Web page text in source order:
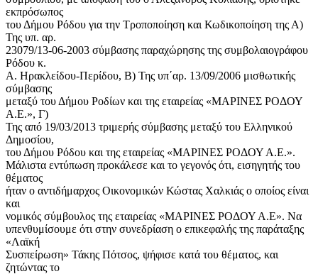
εκπρόσωπος
του Δήμου Ρόδου για την Τροποποίηση και Κωδικοποίηση της Α)
Της υπ. αρ.
23079/13-06-2003 σύμβασης παραχώρησης της συμβολαιογράφου
Ρόδου κ.
Α. Ηρακλείδου-Περίδου, Β) Της υπ΄αρ. 13/09/2006 μισθωτικής
σύμβασης
μεταξύ του Δήμου Ροδίων και της εταιρείας «ΜΑΡΙΝΕΣ ΡΟΔΟΥ
Α.Ε.», Γ)
Της από 19/03/2013 τριμερής σύμβασης μεταξύ του Ελληνικού
Δημοσίου,
του Δήμου Ρόδου και της εταιρείας «ΜΑΡΙΝΕΣ ΡΟΔΟΥ Α.Ε.».
Μάλιστα εντύπωση προκάλεσε και το γεγονός ότι, εισηγητής του
θέματος
ήταν ο αντιδήμαρχος Οικονομικών Κώστας Χαλκιάς ο οποίος είναι
και
νομικός σύμβουλος της εταιρείας «ΜΑΡΙΝΕΣ ΡΟΔΟΥ Α.Ε». Να
υπενθυμίσουμε ότι στην συνεδρίαση ο επικεφαλής της παράταξης
«Λαϊκή
Συσπείρωση» Τάκης Πότσος, ψήφισε κατά του θέματος, και
ζητώντας το